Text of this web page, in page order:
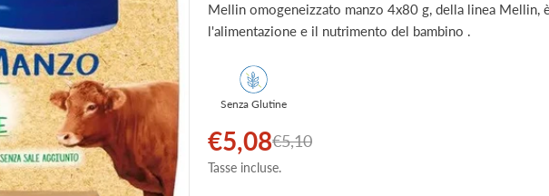
Mellin omogeneizzato manzo 4x80 g, della linea Mellin,
l'alimentazione e il nutrimento del bambino .
Senza Glutine
Prezzo
di
€5,08
Prezzo
normale
€5,10
Tasse incluse.